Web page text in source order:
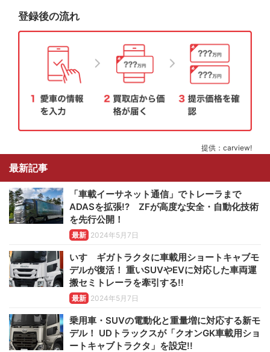
登録後の流れ
提供：carview!
最新記事
「車載イーサネット通信」でトレーラまで
ADASを拡張!? ZFが高度な安全・自動化技術
を先行公開！
最新 2024年5月7日
いすゞギガトラクタに車載用ショートキャブモ
デルが復活！ 重いSUVやEVに対応した車両運
搬セミトレーラを牽引する!!
最新 2024年5月7日
乗用車・SUVの電動化と重量増に対応する新モ
デル！ UDトラックスが「クオンGK車載用ショ
ートキャブトラクタ」を設定!!